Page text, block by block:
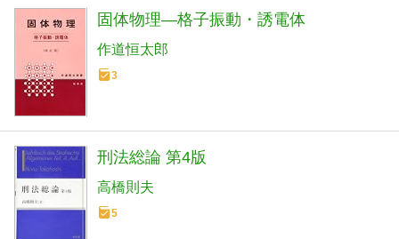
固体物理―格子振動・誘電体
作道恒太郎
3
刑法総論 第4版
高橋則夫
5